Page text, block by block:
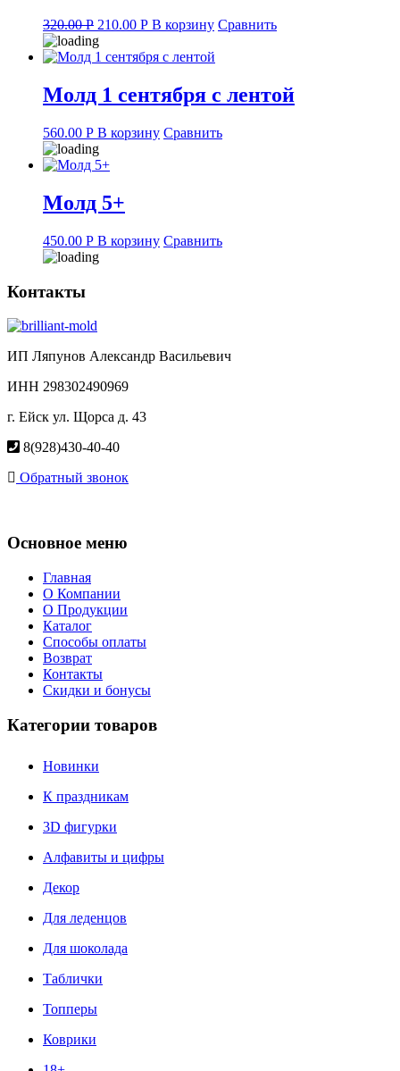
320.00Р Original
price
was:
210.00 РCurrent
is:
В корзину Сравнить
Молд 1 сентября с лентой
560.00 Р В корзину Сравнить
Молд 5+
450.00 Р В корзину Сравнить
Контакты
ИП Ляпунов Александр Васильевич
ИНН 298302490969
г. Ейск ул. Щорса д. 43
8(928)430-40-40
Обратный звонок
Основное меню
Главная
О Компании
О Продукции
Каталог
Способы оплаты
Возврат
Контакты
Скидки и бонусы
Категории товаров
Новинки
К праздникам
3D фигурки
Алфавиты и цифры
Декор
Для леденцов
Для шоколада
Таблички
Топперы
Коврики